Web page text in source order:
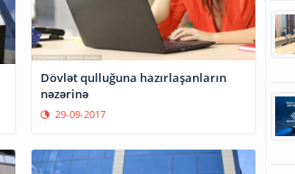
Dövlət qulluğuna hazırlaşanların
nəzərinə
29-09-2017